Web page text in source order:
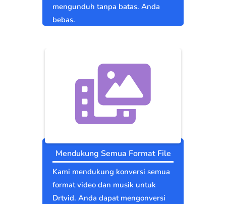
mengunduh tanpa batas. Anda
bebas.
Mendukung Semua Format File
Kami mendukung konversi semua
format video dan musik untuk
Drtvid. Anda dapat mengonversi